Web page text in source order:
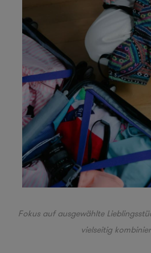
Fokus auf ausgewählte
vielseitig